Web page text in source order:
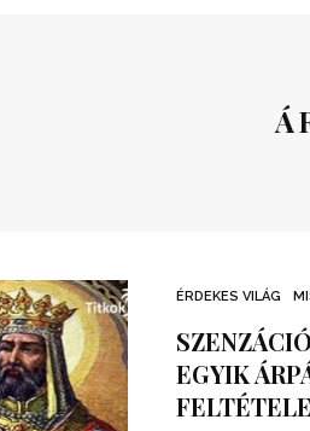
ÉRDEKES VILÁG
EGYIK